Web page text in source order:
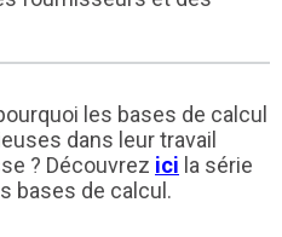
les bases de calcul
dans leur travail
? Découvrez ici la série
bases de calcul.